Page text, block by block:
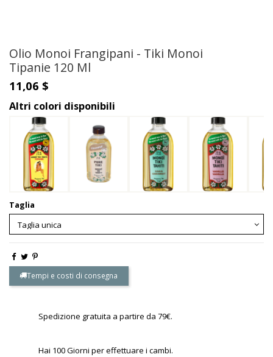
Olio Monoi Frangipani - Tiki Monoi
Tipanie 120 Ml
11,06 $
Altri colori disponibili
Taglia
Tempi e costi di consegna
Spedizione gratuita a partire da 79€.
Hai 100 Giorni per effettuare i cambi.